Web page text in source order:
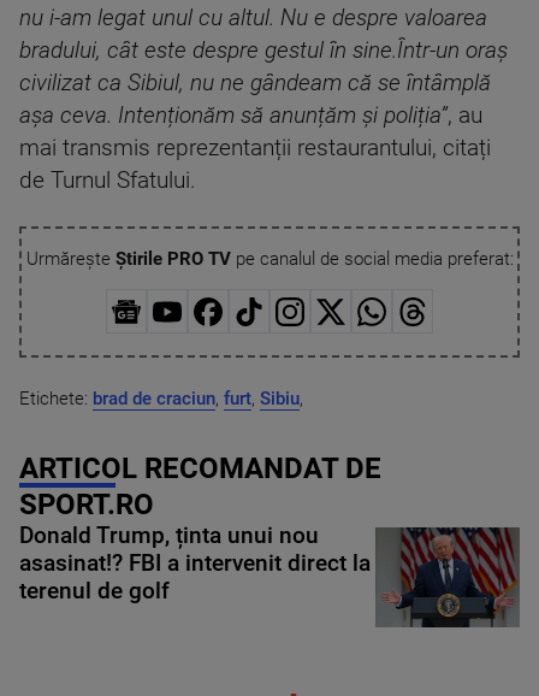
nu i-am legat unul cu altul. Nu e despre valoarea
bradului, cât este despre gestul în sine.Într-un oraș
civilizat ca Sibiul, nu ne gândeam că se întâmplă
așa ceva. Intenționăm să anunțăm și poliția”, au
mai transmis reprezentanții restaurantului, citați
de Turnul Sfatului.
Urmărește Știrile PRO TVpe canalul de social media preferat:
Etichete: brad de craciun, furt, Sibiu,
ARTICOL RECOMANDAT DE
SPORT.RO
Donald Trump, ținta unui nou
asasinat!? FBI a intervenit direct la
terenul de golf